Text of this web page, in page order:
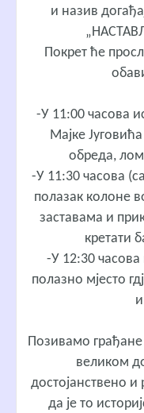
и назив
Покрет ће
-У 11:00 часова
Мајке
обреда,
-У 11:30 часова
полазак колоне
заставама и
кретати
-У 12:30
полазно мјесто
Позивамо грађане
великом
достојанствено
да је то